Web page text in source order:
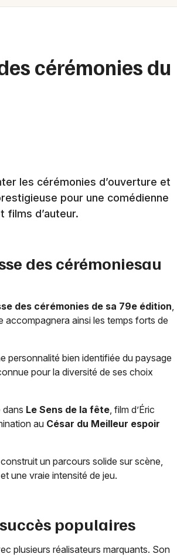
dans les Alpes-Maritimes
des sorties
Maritimes
mes départements
villes
cérémonies du
les cérémonies d’ouverture et
pour une comédienne
films d’auteur.
des cérémoniesau
des cérémonies de sa 79e édition,
accompagnera ainsi les temps forts de
personnalité bien identifiée du paysage
pour la diversité de ses choix
dans Le Sens de la fête, film d’Éric
au César du Meilleur espoir
un parcours solide sur scène,
une vraie intensité de jeu.
populaires
plusieurs réalisateurs marquants. Son